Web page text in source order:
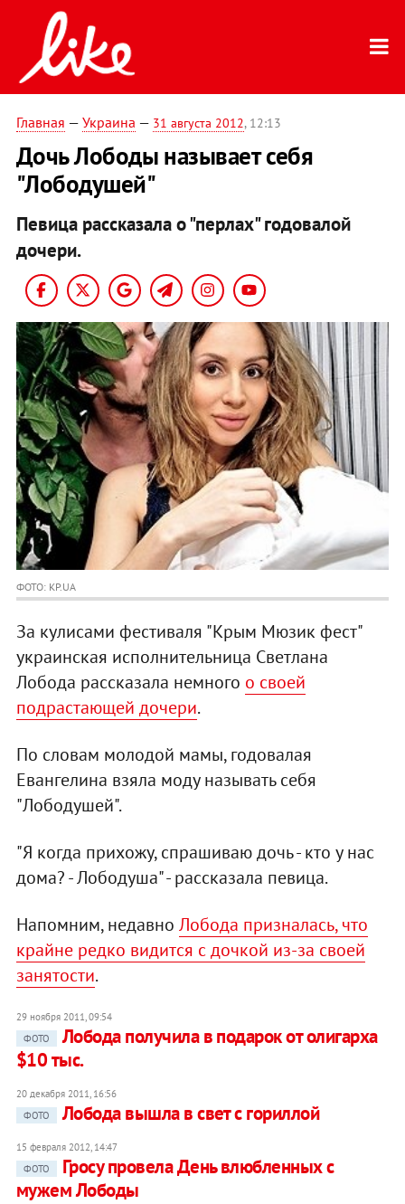
Главная — Украина — 31 августа 2012, 12:13
Дочь Лободы называет себя
"Лободушей"
Певица рассказала о "перлах" годовалой
дочери.
ФОТО: KP.UA
За кулисами фестиваля "Крым Мюзик фест"
украинская исполнительница Светлана
Лобода рассказала немного о своей
подрастающей дочери.
По словам молодой мамы, годовалая
Евангелина взяла моду называть себя
"Лободушей".
"Я когда прихожу, спрашиваю дочь - кто у нас
дома? - Лободуша" - рассказала певица.
Напомним, недавно Лобода призналась, что
крайне редко видится с дочкой из-за своей
занятости.
29 ноября 2011, 09:54
ФОТО
Лобода получила в подарок от олигарха
$10 тыс.
20 декабря 2011, 16:56
ФОТО
Лобода вышла в свет с гориллой
15 февраля 2012, 14:47
ФОТО
Гросу провела День влюбленных с
мужем Лободы